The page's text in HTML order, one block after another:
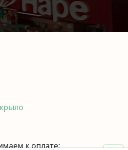
к оплате: